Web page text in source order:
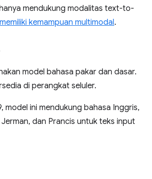
mendukung modalitas text-to-
kemampuan multimodal.
model bahasa pakar dan dasar.
di perangkat seluler.
model ini mendukung bahasa Inggris,
dan Prancis untuk teks input